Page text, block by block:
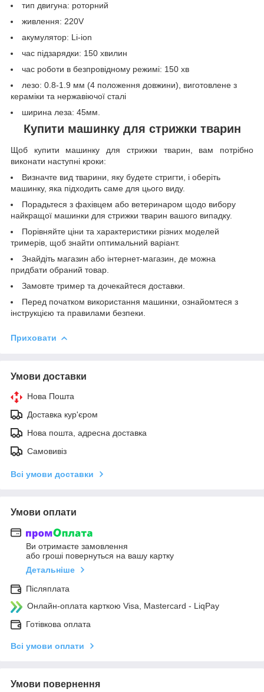
тип двигуна: роторний
живлення: 220V
акумулятор: Li-ion
час підзарядки: 150 хвилин
час роботи в безпровідному режимі: 150 хв
лезо: 0.8-1.9 мм (4 положення довжини), виготовлене з
кераміки та нержавіючої сталі
ширина леза: 45мм.
Купити машинку для стрижки тварин
Щоб купити машинку для стрижки тварин, вам потрібно
виконати наступні кроки:
Визначте вид тварини, яку будете стригти, і оберіть
машинку, яка підходить саме для цього виду.
Порадьтеся з фахівцем або ветеринаром щодо вибору
найкращої машинки для стрижки тварин вашого випадку.
Порівняйте ціни та характеристики різних моделей
тримерів, щоб знайти оптимальний варіант.
Знайдіть магазин або інтернет-магазин, де можна
придбати обраний товар.
Замовте тример та дочекайтеся доставки.
Перед початком використання машинки, ознайомтеся з
інструкцією та правилами безпеки.
Приховати
Умови доставки
Нова Пошта
Доставка кур'єром
Нова пошта, адресна доставка
Самовивіз
Всі умови доставки
Умови оплати
Ви отримаєте замовлення
або гроші повернуться на вашу картку
Детальніше
Післяплата
Онлайн-оплата карткою Visa, Mastercard - LiqPay
Готівкова оплата
Всі умови оплати
Умови повернення